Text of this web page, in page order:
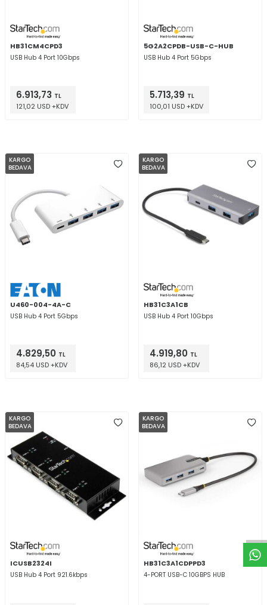
HB31CM4CPD3
USB Hub 4 Port 10Gbps
6.913,73 TL
121,02 USD +KDV
5G2A2CPDB-USB-C-HUB
USB Hub 4 Port 5Gbps
5.713,39 TL
100,01 USD +KDV
KARGO
BEDAVA
U460-004-4A-C
USB Hub 4 Port 5Gbps
4.829,50 TL
84,54 USD +KDV
KARGO
BEDAVA
HB31C3A1CB
USB Hub 4 Port 10Gbps
4.919,80 TL
86,12 USD +KDV
KARGO
BEDAVA
ICUSB2324I
USB Hub 4 Port 921.6kbps
KARGO
BEDAVA
HB31C3A1CDPPD3
4-PORT USB-C 10GBPS HUB